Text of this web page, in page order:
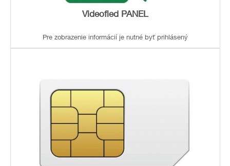
Videofied PANEL
Pre zobrazenie informácií je nutné byť prihlásený